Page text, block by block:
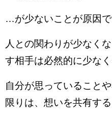
…が少ないことが原因
人との関わりが少なく
す相手は必然的に少な
自分が思っていること
限りは、想いを共有す